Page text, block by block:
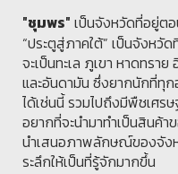
"ชุมพร" เป็นจังหวัดที่อยู่ต
“ประตูสู่ภาคใต้” เป็นจังหวั
จะเป็นทะเล ภูเขา หาดทรา
และอันดามัน ซึ่งยากนักที่ทุ
ได้เช่นนี้ รวมไปถึงมีพืชเศร
อยากที่จะนำมาทำเป็นสินค้
นำเสนอภาพลักษณ์ของจัง
ระลึกให้เป็นที่รู้จักมากขึ้น